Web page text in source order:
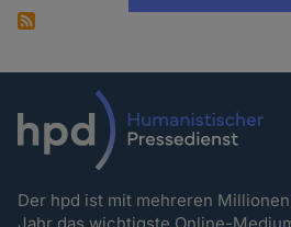
Der hpd ist mit mehreren
Jahr das wichtigste Online-